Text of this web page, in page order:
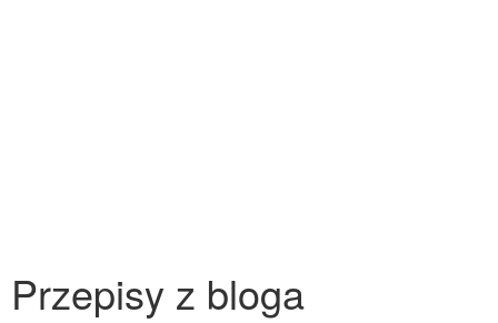
Przepisy z bloga